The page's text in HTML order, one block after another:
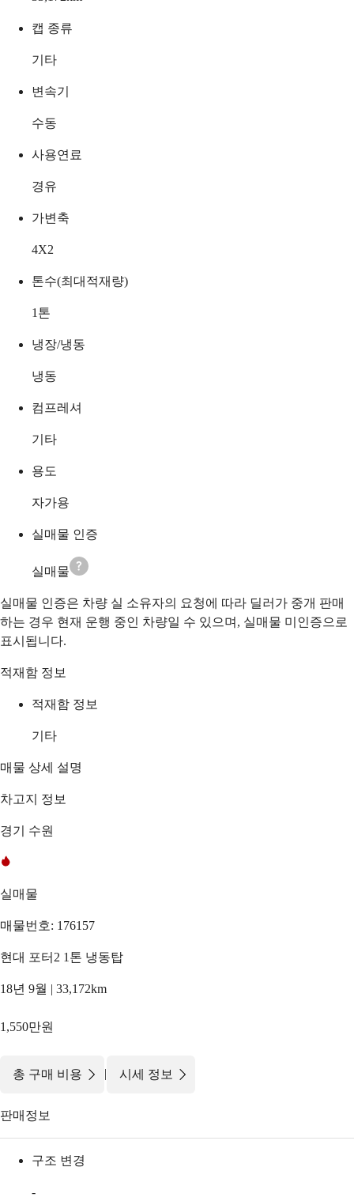
캡 종류
기타
변속기
수동
사용연료
경유
가변축
4X2
톤수(최대적재량)
1 톤
냉장/냉동
냉동
컴프레셔
기타
용도
자가용
실매물 인증
실매물
실매물 인증은 차량 실 소유자의 요청에 따라 딜러가 중개 판매
하는 경우 현재 운행 중인 차량일 수 있으며, 실매물 미인증으로
표시됩니다.
적재함 정보
적재함 정보
기타
매물 상세 설명
차고지 정보
경기 수원
실매물
매물번호: 176157
현대 포터2 1톤 냉동탑
18년 9월 | 33,172km
1,550만원
총 구매 비용 | 시세 정보
판매정보
구조 변경
-